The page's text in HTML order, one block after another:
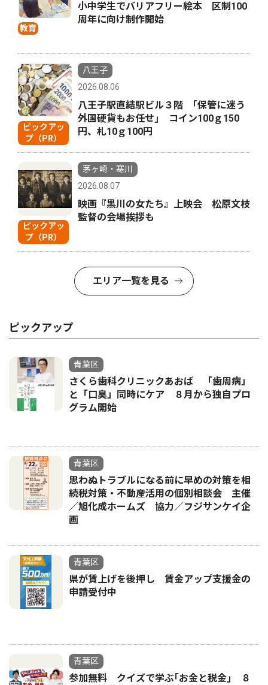
教育
小中学生でバリアフリー絵本 区制100
周年に向け制作開始
ピックアッ
プ（PR）
八王子
2026.08.06
八王子駅直結駅ビル３階 ｢保管に迷う
外国硬貨もお任せ｣ コイン100ｇ150
円、札10ｇ100円
ピックアッ
プ（PR）
茅ヶ崎・寒川
2026.08.07
映画『黒川の女たち』上映会 松原文枝
監督の会場挨拶も
エリア一覧を見る
ピックアップ
青葉区
さくら歯科クリニックあおば 「歯周病」
と「口臭」同時にケア ８月から独自プロ
グラム開始
青葉区
思わぬトラブルになる前に早めの対策を相
続税対策・不動産活用の個別相談会 主催
／旭化成ホームズ 協力／フジサンケイ企
画
青葉区
県が賃上げを後押し 賃金アップ支援金の
申請受付中
青葉区
参加無料 クイズで学ぶ｢お金と税金｣ ８